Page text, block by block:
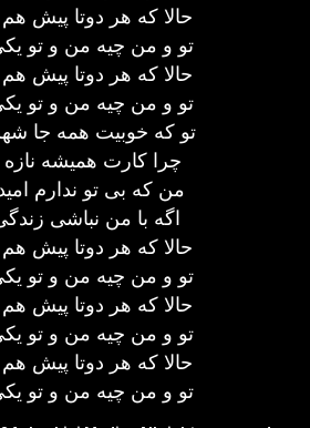
حالا که هر دوتا پیش
تو و من چیه من و تو
حالا که هر دوتا پیش
تو و من چیه من و تو
تو که خوبیت همه جا
چرا کارت همیشه
من که بی تو ندارم
اگه با من نباشی
حالا که هر دوتا پیش
تو و من چیه من و تو
حالا که هر دوتا پیش
تو و من چیه من و تو
حالا که هر دوتا پیش
تو و من چیه من و تو